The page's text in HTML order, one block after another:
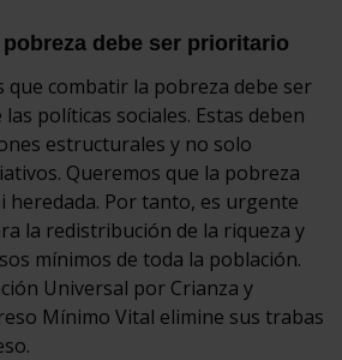
debe ser prioritario
que combatir la pobreza debe ser
políticas sociales. Estas deben
estructurales y no solo
Queremos que la pobreza
heredada. Por tanto, es urgente
la redistribución de la riqueza y
mínimos de toda la población.
Universal por Crianza y
Mínimo Vital elimine sus trabas